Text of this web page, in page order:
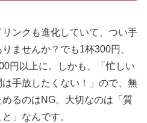
ンクも進化していて、つい手
ませんか？でも1杯300円、
円以上に。しかも、「忙しい
手放したくない！」ので、無
るのはNG。大切なのは「質
」なんです。